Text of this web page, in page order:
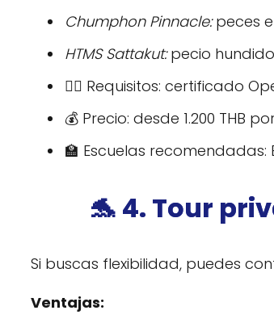
Chumphon Pinnacle:peces
HTMS Sattakut:pecio
🏊‍♂️ Requisitos: certificado
💰 Precio: desde 1.200 THB
🏫 Escuelas recomendadas:
🐬 4. Tour
Si buscas flexibilidad, puedes
Ventajas: